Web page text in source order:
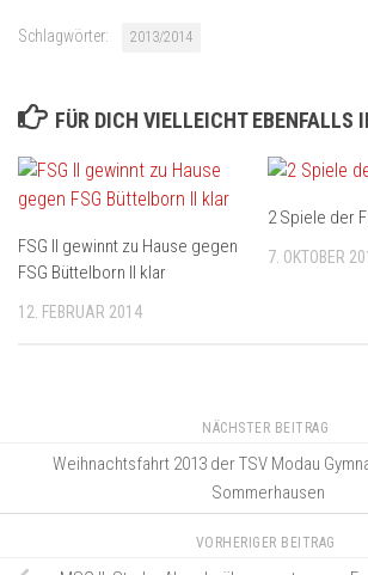
Schlagwörter: 2013/2014
FÜR DICH VIELLEICHT EBENFALLS
FSG II gewinnt zu Hause gegen
FSG Büttelborn II klar
12. FEBRUAR 2014
2 Spiele der
7. OKTOBER
NÄCHSTER BEITRAG
Weihnachtsfahrt 2013 der TSV Modau
Sommerhausen
VORHERIGER BEITRAG